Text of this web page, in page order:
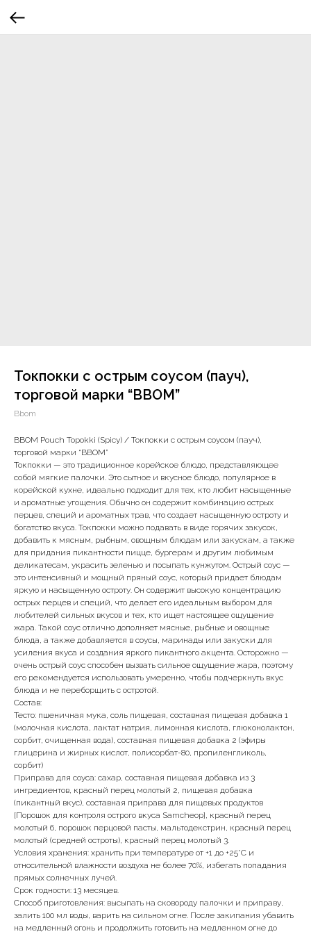
Токпокки с острым соусом (пауч),
торговой марки “BBOM”
Bbom
BBOM Pouch Topokki (Spicy) / Токпокки с острым соусом (пауч),
торговой марки “BBOM”
Токпокки — это традиционное корейское блюдо, представляющее
собой мягкие палочки. Это сытное и вкусное блюдо, популярное в
корейской кухне, идеально подходит для тех, кто любит насыщенные
и ароматные угощения. Обычно он содержит комбинацию острых
перцев, специй и ароматных трав, что создает насыщенную остроту и
богатство вкуса. Токпокки можно подавать в виде горячих закусок,
добавить к мясным, рыбным, овощным блюдам или закускам, а также
для придания пикантности пицце, бургерам и другим любимым
деликатесам, украсить зеленью и посыпать кунжутом. Острый соус —
это интенсивный и мощный пряный соус, который придает блюдам
яркую и насыщенную остроту. Он содержит высокую концентрацию
острых перцев и специй, что делает его идеальным выбором для
любителей сильных вкусов и тех, кто ищет настоящее ощущение
жара. Такой соус отлично дополняет мясные, рыбные и овощные
блюда, а также добавляется в соусы, маринады или закуски для
усиления вкуса и создания яркого пикантного акцента. Осторожно —
очень острый соус способен вызвать сильное ощущение жара, поэтому
его рекомендуется использовать умеренно, чтобы подчеркнуть вкус
блюда и не переборщить с остротой.
Состав:
Тесто: пшеничная мука, соль пищевая, составная пищевая добавка 1
(молочная кислота, лактат натрия, лимонная кислота, глюконолактон,
сорбит, очищенная вода), составная пищевая добавка 2 (эфиры
глицерина и жирных кислот, полисорбат-80, пропиленгликоль,
сорбит)
Приправа для соуса: сахар, составная пищевая добавка из 3
ингредиентов, красный перец молотый 2, пищевая добавка
(пикантный вкус), составная приправа для пищевых продуктов
[Порошок для контроля острого вкуса Samcheop], красный перец
молотый 6, порошок перцовой пасты, мальтодекстрин, красный перец
молотый (средней остроты), красный перец молотый 3.
Условия хранения: хранить при температуре от +1 до +25˚С и
относительной влажности воздуха не более 70%, избегать попадания
прямых солнечных лучей.
Срок годности: 13 месяцев.
Способ приготовления: высыпать на сковороду палочки и приправу,
залить 100 мл воды, варить на сильном огне. После закипания убавить
на медленный огонь и продолжить готовить на медленном огне до